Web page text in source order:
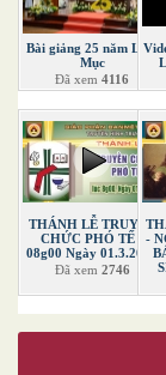
Bài giảng 25 năm Linh
Mục
Đã xem 4116
THÁNH LỄ TRUYỀN
CHỨC PHÓ TẾ -
08g00 Ngày 01.3.2022
Đã xem 2746
-